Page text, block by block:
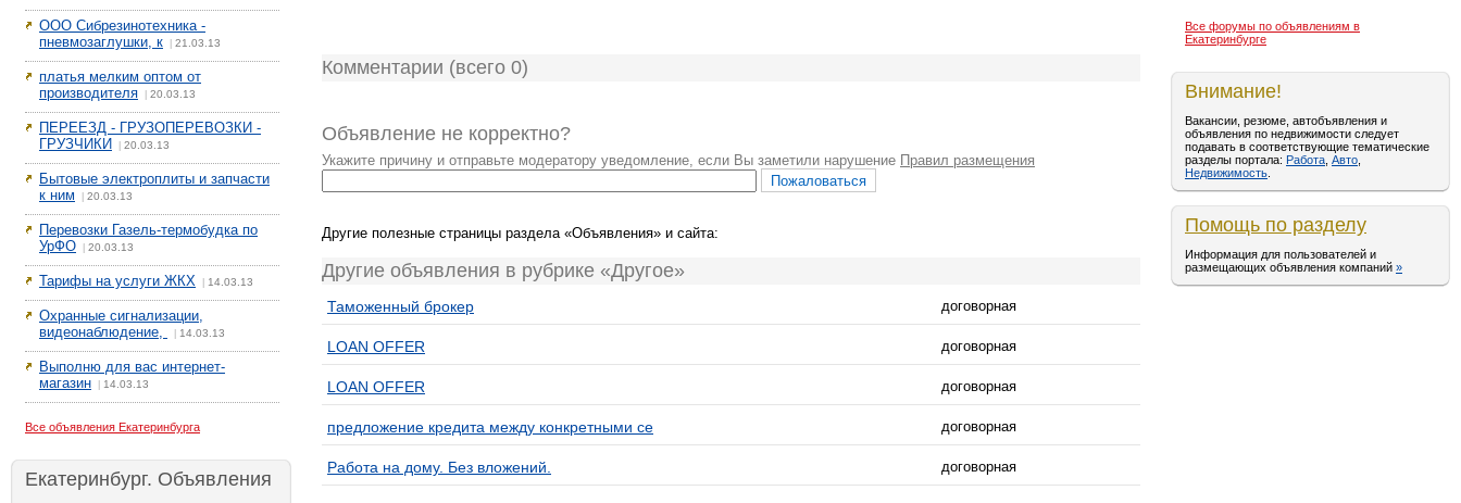
ООО Сибрезинотехника -
пневмозаглушки, к
21.03.13
платья мелким оптом от
производителя
20.03.13
ПЕРЕЕЗД - ГРУЗОПЕРЕВОЗКИ -
ГРУЗЧИКИ
20.03.13
Бытовые электроплиты и запчасти
к ним
20.03.13
Перевозки Газель-термобудка по
УрФО
20.03.13
Тарифы на услуги ЖКХ 14.03.13
Охранные сигнализации,
видеонаблюдение,
14.03.13
Выполню для вас интернет-
магазин
14.03.13
Все объявления Екатеринбурга
Екатеринбург. Объявления
Комментарии (всего 0)
Объявление не корректно?
Укажите причину и отправьте модератору уведомление, если Вы заметили нарушение Правил размещения
Другие полезные страницы раздела «Объявления» и сайта:
Другие объявления в рубрике «Другое»
Таможенный брокер договорная
LOAN OFFER договорная
LOAN OFFER договорная
предложение кредита между конкретными се договорная
Работа на дому. Без вложений. договорная
Все форумы по объявлениям в
Екатеринбурге
Внимание!
Вакансии, резюме, автобъявления и
объявления по недвижимости следует
подавать в соответствующие тематические
разделы портала: Работа Авто
Недвижимость
Помощь по разделу
Информация для пользователей и
размещающих объявления компаний »